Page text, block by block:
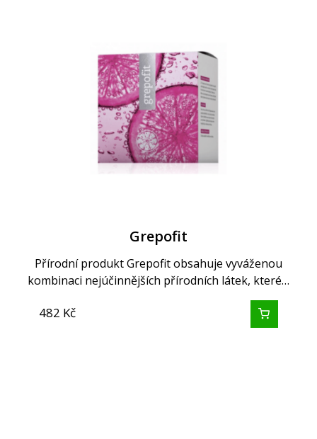
Grepofit
Přírodní produkt Grepofit obsahuje vyváženou
kombinaci nejúčinnějších přírodních látek, které…
482 Kč